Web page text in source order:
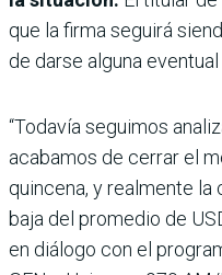
que la firma seguirá
de darse alguna eventual
“Todavía seguimos
acabamos de cerrar el
quincena, y realmente
baja del promedio de
en diálogo con el